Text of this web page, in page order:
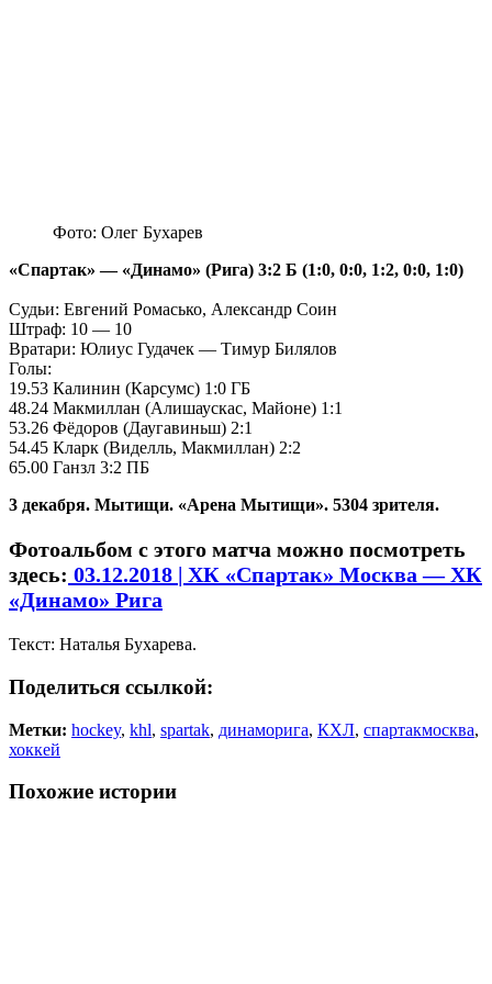
Фото: Олег Бухарев
«Спартак» — «Динамо» (Рига) 3:2 Б (1:0, 0:0, 1:2, 0:0, 1:0)
Судьи: Евгений Ромасько, Александр Соин
Штраф: 10 — 10
Вратари: Юлиус Гудачек — Тимур Билялов
Голы:
19.53 Калинин (Карсумс) 1:0 ГБ
48.24 Макмиллан (Алишаускас, Майоне) 1:1
53.26 Фёдоров (Даугавиньш) 2:1
54.45 Кларк (Виделль, Макмиллан) 2:2
65.00 Ганзл 3:2 ПБ
3 декабря. Мытищи. «Арена Мытищи». 5304 зрителя.
Фотоальбом с этого матча можно посмотреть
здесь: 03.12.2018 | ХК «Спартак» Москва — ХК
«Динамо» Рига
Текст: Наталья Бухарева.
Поделиться ссылкой:
Метки: hockey, khl, spartak, динаморига, КХЛ, спартакмосква,
хоккей
Похожие истории